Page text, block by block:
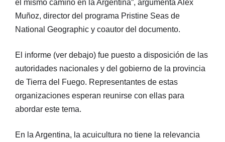
el mismo camino en la Argentina”, argumenta Alex
Muñoz, director del programa Pristine Seas de
National Geographic y coautor del documento.
El informe (ver debajo) fue puesto a disposición de las
autoridades nacionales y del gobierno de la provincia
de Tierra del Fuego. Representantes de estas
organizaciones esperan reunirse con ellas para
abordar este tema.
En la Argentina, la acuicultura no tiene la relevancia